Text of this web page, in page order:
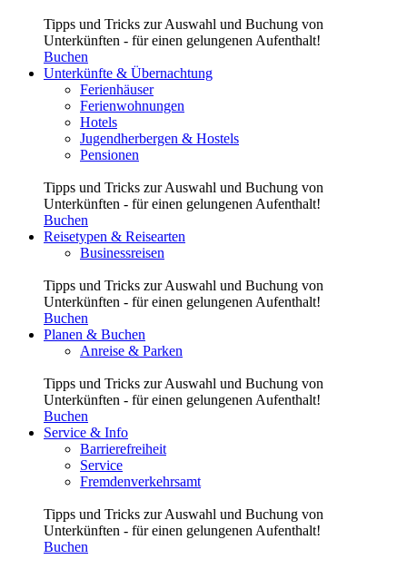
Tipps und Tricks zur Auswahl und Buchung von
Unterkünften - für einen gelungenen Aufenthalt!
Buchen
Unterkünfte & Übernachtung
Ferienhäuser
Ferienwohnungen
Hotels
Jugendherbergen & Hostels
Pensionen
Tipps und Tricks zur Auswahl und Buchung von
Unterkünften - für einen gelungenen Aufenthalt!
Buchen
Reisetypen & Reisearten
Businessreisen
Tipps und Tricks zur Auswahl und Buchung von
Unterkünften - für einen gelungenen Aufenthalt!
Buchen
Planen & Buchen
Anreise & Parken
Tipps und Tricks zur Auswahl und Buchung von
Unterkünften - für einen gelungenen Aufenthalt!
Buchen
Service & Info
Barrierefreiheit
Service
Fremdenverkehrsamt
Tipps und Tricks zur Auswahl und Buchung von
Unterkünften - für einen gelungenen Aufenthalt!
Buchen